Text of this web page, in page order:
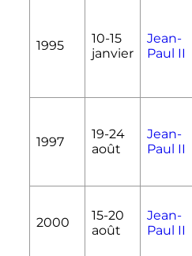
1995 10-15
janvier
Jean-
Paul II
1997
19-24
août
Jean-
Paul II
2000 15-20
août
Jean-
Paul II